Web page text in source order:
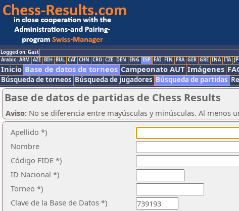
Logged on: Gast
Arabic ARM AZE BIH BUL CAT CHN CRO CZE DEN ENG ESP FAI FIN FRA GER GRE INA ITA
Inicio Base de datos de torneos Campeonato AUT Imágenes
Búsqueda de torneos Búsqueda de jugadores Búsqueda de partidas
Base de datos de partidas de Chess Results
Aviso: No se diferencia entre mayúsculas y minúsculas. Al menos
Apellido *)
Nombre
Código FIDE *)
ID Nacional *)
Torneo *)
Clave de la Base de Datos *)